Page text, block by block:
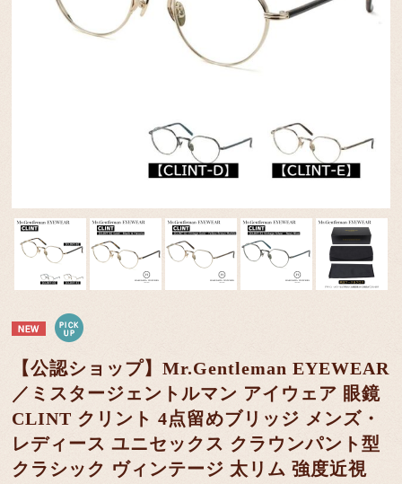
【公認ショップ】Mr.Gentleman EYEWEAR
／ミスタージェントルマン アイウェア 眼鏡
CLINT クリント 4点留めブリッジ メンズ・
レディース ユニセックス クラウンパント型
クラシック ヴィンテージ 太リム 強度近視